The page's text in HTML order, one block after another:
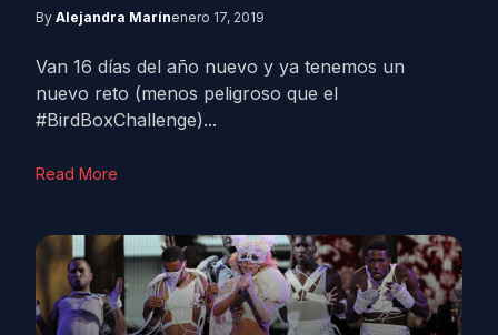
By Alejandra Marínenero 17, 2019
Van 16 días del año nuevo y ya tenemos un
nuevo reto (menos peligroso que el
#BirdBoxChallenge)...
Read More